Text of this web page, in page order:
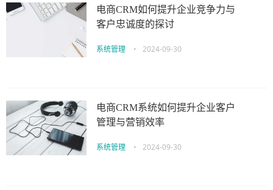
电商CRM如何提升企业竞争力与
客户忠诚度的探讨
系统管理 • 2024-09-30
电商CRM系统如何提升企业客户
管理与营销效率
系统管理 • 2024-09-30